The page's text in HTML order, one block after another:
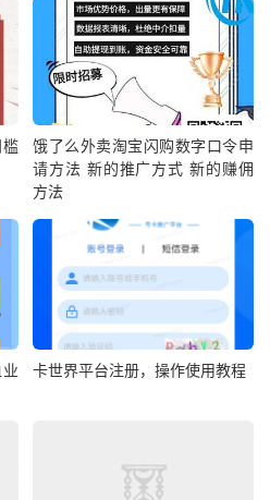
饿了么外卖淘宝闪购数字口令申
请方法 新的推广方式 新的赚佣
方法
卡世界平台注册，操作使用教程